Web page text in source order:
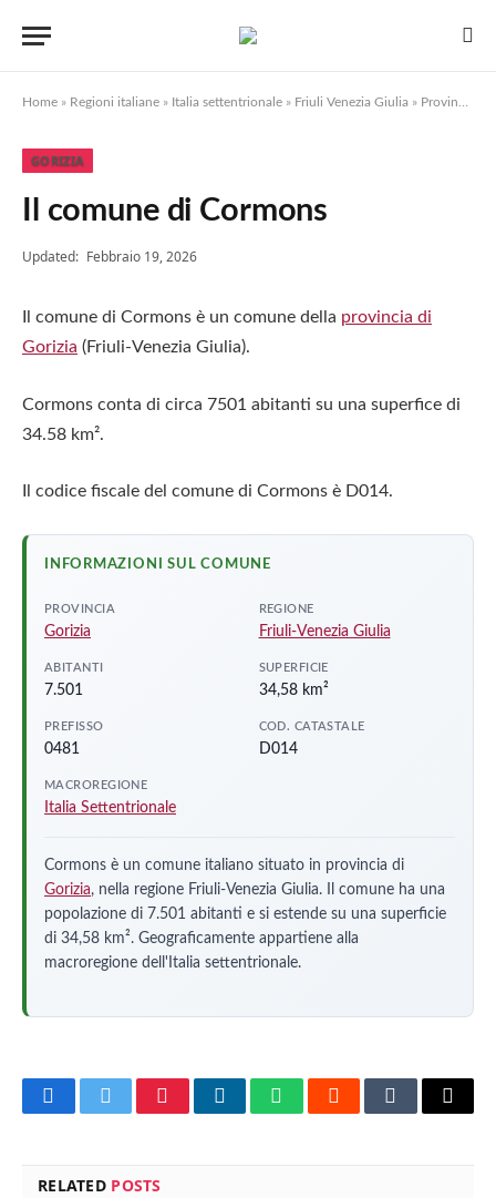
Home » Regioni italiane » Italia settentrionale » Friuli Venezia Giulia » Provincia di Gorizia
GORIZIA
Il comune di Cormons
Updated: Febbraio 19, 2026
Il comune di Cormons è un comune della provincia di
Gorizia (Friuli-Venezia Giulia).
Cormons conta di circa 7501 abitanti su una superfice di
34.58 km².
Il codice fiscale del comune di Cormons è D014.
INFORMAZIONI SUL COMUNE
PROVINCIA
Gorizia
REGIONE
Friuli-Venezia Giulia
ABITANTI
7.501
SUPERFICIE
34,58 km²
PREFISSO
0481
COD. CATASTALE
D014
MACROREGIONE
Italia Settentrionale
Cormons è un comune italiano situato in provincia di
Gorizia, nella regione Friuli-Venezia Giulia. Il comune ha una
popolazione di 7.501 abitanti e si estende su una superficie
di 34,58 km². Geograficamente appartiene alla
macroregione dell'Italia settentrionale.
FacebookTwitterPinterestLinkedInWhatsAppRedditTumblrEmail
RELATED POSTS